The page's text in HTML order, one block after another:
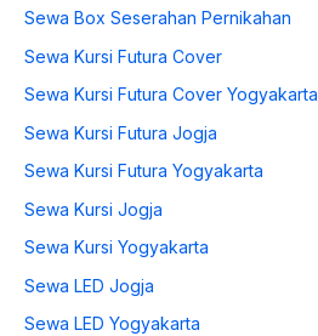
Sewa Box Seserahan Pernikahan
Sewa Kursi Futura Cover
Sewa Kursi Futura Cover Yogyakarta
Sewa Kursi Futura Jogja
Sewa Kursi Futura Yogyakarta
Sewa Kursi Jogja
Sewa Kursi Yogyakarta
Sewa LED Jogja
Sewa LED Yogyakarta